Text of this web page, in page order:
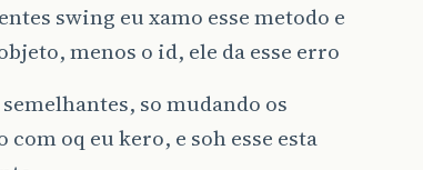
swing eu xamo esse metodo e
menos o id, ele da esse erro
so mudando os
oq eu kero, e soh esse esta